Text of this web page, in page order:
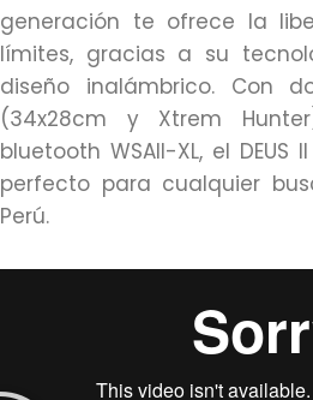
generación te ofrece la
límites, gracias a su
diseño inalámbrico. Con
(34x28cm y Xtrem
bluetooth WSAII-XL, el
perfecto para cualquier
Perú.